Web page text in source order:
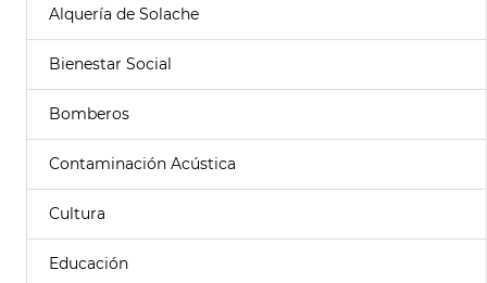
Alquería de Solache
Bienestar Social
Bomberos
Contaminación Acústica
Cultura
Educación